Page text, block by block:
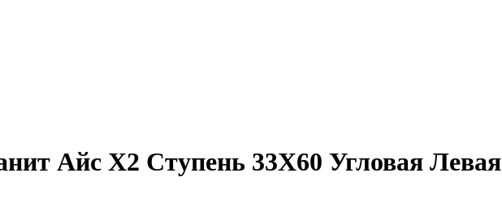
Айс Х2 Ступень 33X60 Угловая Левая